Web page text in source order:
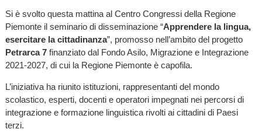
Si è svolto questa mattina al Centro Congressi della Regione
Piemonte il seminario di disseminazione “Apprendere la lingua,
esercitare la cittadinanza”, promosso nell’ambito del progetto
Petrarca 7finanziato dal Fondo Asilo, Migrazione e Integrazione
2021-2027, di cui la Regione Piemonte è capofila.
L’iniziativa ha riunito istituzioni, rappresentanti del mondo
scolastico, esperti, docenti e operatori impegnati nei percorsi di
integrazione e formazione linguistica rivolti ai cittadini di Paesi
terzi.